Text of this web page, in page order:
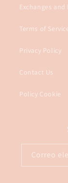
Exchanges and
Terms of
Privacy Policy
Contact Us
Policy Cookie
Correo